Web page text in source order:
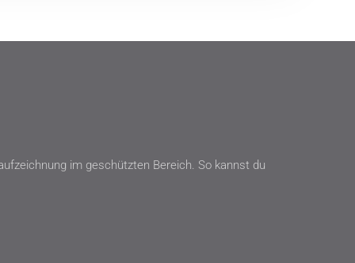
im geschützten Bereich. So kannst du